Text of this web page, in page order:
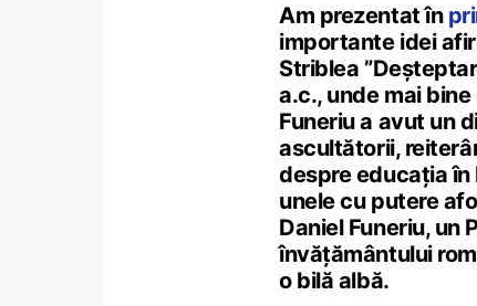
Am prezentat în
importante idei
Striblea
a.c., unde mai
Funeriu a avut un
ascultătorii,
despre educația în
unele cu putere
Daniel Funeriu, un
învățământului
o bilă albă.